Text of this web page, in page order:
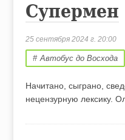
Супермен
25 сентября 2024 г. 20:00
Автобус до Восхода
Начитано, сыграно,
нецензурную лексику.